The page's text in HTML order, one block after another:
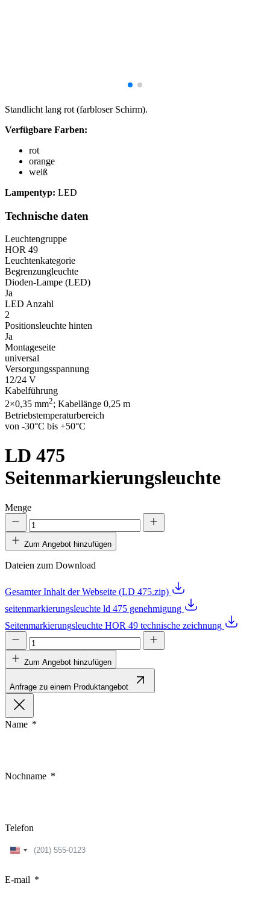
Standlicht lang rot (farbloser Schirm).
Verfügbare Farben:
rot
orange
weiß
Lampentyp: LED
Technische daten
Leuchtengruppe
HOR 49
Leuchtenkategorie
Begrenzungleuchte
Dioden-Lampe (LED)
Ja
LED Anzahl
2
Positionsleuchte hinten
Ja
Montageseite
universal
Versorgungsspannung
12/24 V
Kabelführung
2×0,35 mm2; Kabellänge 0,25 m
Betriebstemperaturbereich
von -30°C bis +50°C
LD 475
Seitenmarkierungsleuchte
Menge
Zum Angebot hinzufügen
Dateien zum Download
Gesamter Inhalt der Webseite (LD 475.zip)
seitenmarkierungsleuchte ld 475 genehmigung
Seitenmarkierungsleuchte HOR 49 technische zeichnung
Zum Angebot hinzufügen
Anfrage zu einem Produktangebot
Name
Nochname
Telefon
United
E-mail